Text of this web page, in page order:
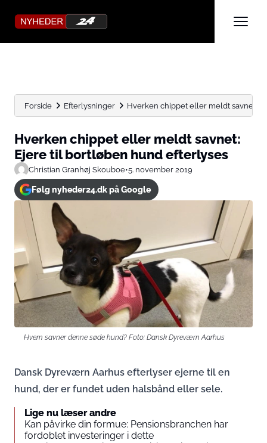
Forside Efterlysninger Hverken chippet eller meldt savnet:
Hverken chippet eller meldt savnet:
Ejere til bortløben hund efterlyses
Christian Granhøj Skouboe•5. november 2019
Følg nyheder24.dk på Google
Hvem savner denne søde hund? Foto: Dansk Dyreværn Aarhus
Dansk Dyreværn Aarhus efterlyser ejerne til en
hund, der er fundet uden halsbånd eller sele.
Lige nu læser andre
Kan påvirke din formue: Pensionsbranchen har
fordoblet investeringer i dette